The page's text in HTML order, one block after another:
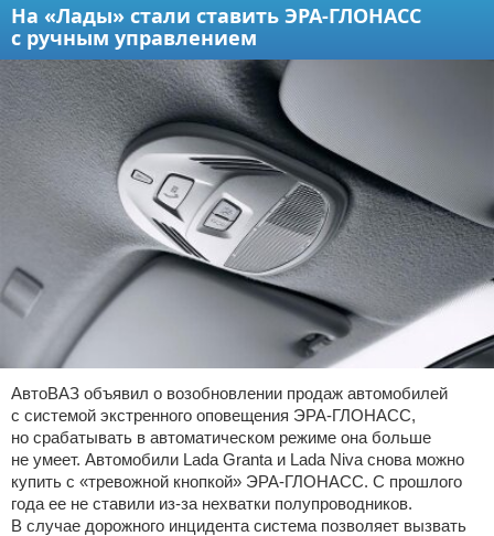
На «Лады» стали ставить ЭРА-ГЛОНАСС
с ручным управлением
АвтоВАЗ объявил о возобновлении продаж автомобилей
с системой экстренного оповещения ЭРА-ГЛОНАСС,
но срабатывать в автоматическом режиме она больше
не умеет. Автомобили Lada Granta и Lada Niva снова можно
купить с «тревожной кнопкой» ЭРА-ГЛОНАСС. С прошлого
года ее не ставили из-за нехватки полупроводников.
В случае дорожного инцидента система позволяет вызвать